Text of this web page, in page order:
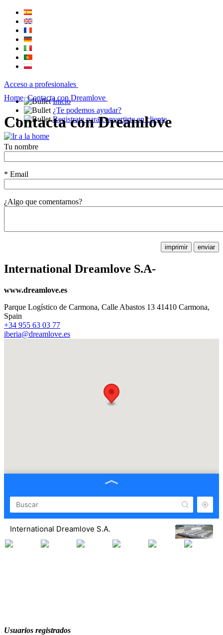
Acceso a profesionales
Inicio
¿Te podemos ayudar?
Registrate para convertirte en cliente
Home Contacta con Dreamlove
Contacta con Dreamlove
Tu nombre
* Email
¿Algo que comentarnos?
International Dreamlove S.A-
www.dreamlove.es
Parque Logístico de Carmona, Calle Abastos 13 41410 Carmona,
Spain
+34 955 63 03 77
iberia@dreamlove.es
International Dreamlove S.A.
Parque Logístico de Carmona, Calle abastos 13 41410,
Carmona, Seville, Spain
Usuarios registrados